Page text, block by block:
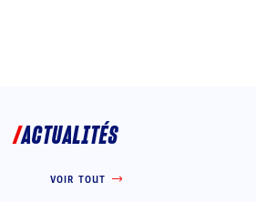
ACTUALITÉS
VOIR TOUT